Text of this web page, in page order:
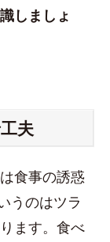
しましょ
夫
食事の誘惑
うのはツラ
ます。食べ